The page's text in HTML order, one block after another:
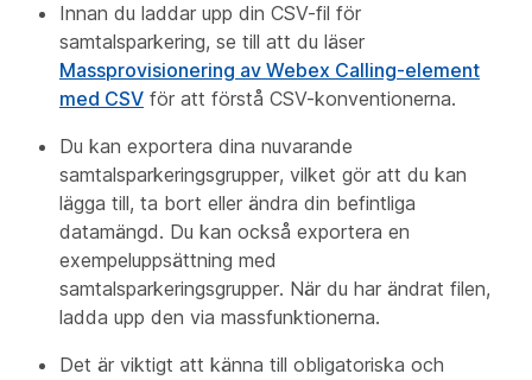
Innan du laddar upp din CSV-fil för
samtalsparkering, se till att du läser
Massprovisionering av Webex Calling-element
med CSV för att förstå CSV-konventionerna.
Du kan exportera dina nuvarande
samtalsparkeringsgrupper, vilket gör att du kan
lägga till, ta bort eller ändra din befintliga
datamängd. Du kan också exportera en
exempeluppsättning med
samtalsparkeringsgrupper. När du har ändrat filen,
ladda upp den via massfunktionerna.
Det är viktigt att känna till obligatoriska och